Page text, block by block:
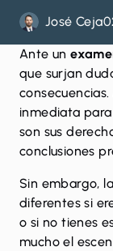
José Ceja
Ante un
que surjan
inmediata
son sus
conclusiones
Sin embargo,
diferentes si
o si no tienes
mucho el